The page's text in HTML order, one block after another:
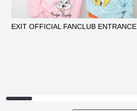
EXIT OFFICIAL FANCLUB ENTRANCE